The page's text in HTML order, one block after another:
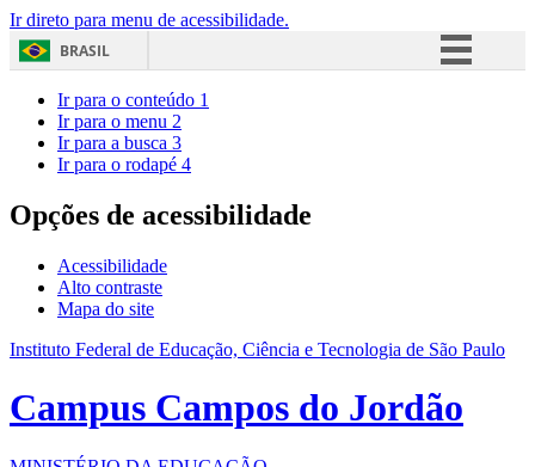
Ir direto para menu de acessibilidade.
BRASIL
Acesso à informação
Ir para o conteúdo 1
Ir para o menu 2
Ir para a busca 3
Ir para o rodapé 4
Opções de acessibilidade
Acessibilidade
Alto contraste
Mapa do site
Instituto Federal de Educação, Ciência e Tecnologia de São Paulo
Campus Campos do Jordão